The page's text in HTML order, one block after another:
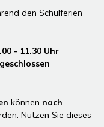
den Schulferien
- 11.30 Uhr
können nach
Nutzen Sie dieses